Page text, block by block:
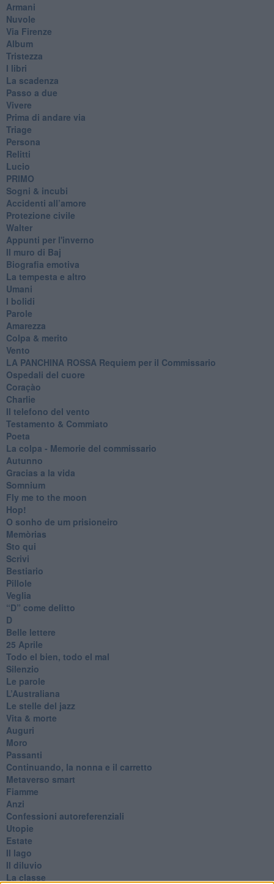
Armani
Nuvole
Via Firenze
Album
Tristezza
I libri
La scadenza
Passo a due
Vivere
Prima di andare via
Triage
Persona
Relitti
Lucio
PRIMO
Sogni & incubi
Accidenti all’amore
Protezione civile
Walter
Appunti per l'inverno
Il muro di Baj
Biografia emotiva
La tempesta e altro
Umani
I bolidi
Parole
Amarezza
Colpa & merito
Vento
​LA PANCHINA ROSSA Requiem per il Commissario
Ospedali del cuore
Coraçào
Charlie
Il telefono del vento
Testamento & Commiato
Poeta
​La colpa - Memorie del commissario
Autunno
Gracias a la vida
Somnium
Fly me to the moon
Hop!
O sonho de um prisioneiro
Memòrias
Sto qui
Scrivi
Bestiario
Pillole
Veglia
​“D” come delitto
D
Belle lettere
25 Aprile
Todo el bien, todo el mal
Silenzio
Le parole
​L’Australiana
Le stelle del jazz
Vita & morte
Auguri
Moro
Passanti
Continuando, la nonna e il carretto
Metaverso smart
Fiamme
Anzi
Confessioni autoreferenziali
Utopie
Estate
Il lago
Il diluvio
La classe